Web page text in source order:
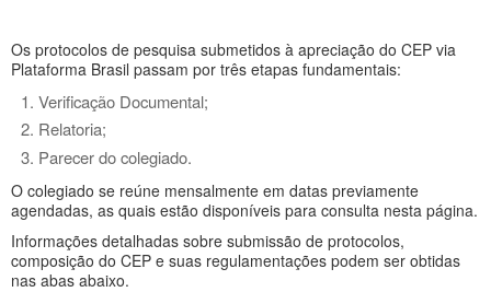
Os protocolos de pesquisa submetidos à apreciação do CEP via
Plataforma Brasil passam por três etapas fundamentais:
Verificação Documental;
Relatoria;
Parecer do colegiado.
O colegiado se reúne mensalmente em datas previamente
agendadas, as quais estão disponíveis para consulta nesta página.
Informações detalhadas sobre submissão de protocolos,
composição do CEP e suas regulamentações podem ser obtidas
nas abas abaixo.